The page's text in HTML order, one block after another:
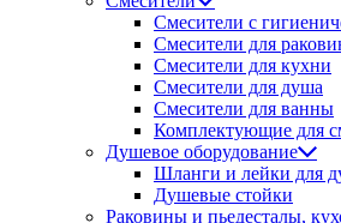
Смесители с
Смесители для
Смесители для кухни
Смесители для душа
Смесители для ванны
Комплектующие для
Душевое оборудование
Шланги и лейки для
Душевые стойки
Раковины и пьедесталы,